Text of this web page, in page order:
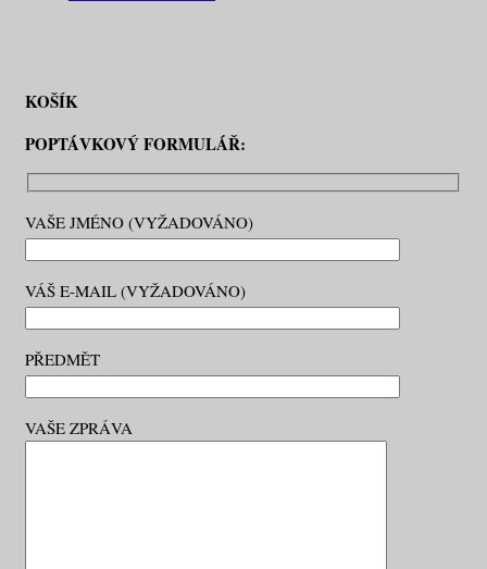
KOŠÍK
POPTÁVKOVÝ FORMULÁŘ:
VAŠE JMÉNO (VYŽADOVÁNO)
VÁŠ E-MAIL (VYŽADOVÁNO)
PŘEDMĚT
VAŠE ZPRÁVA